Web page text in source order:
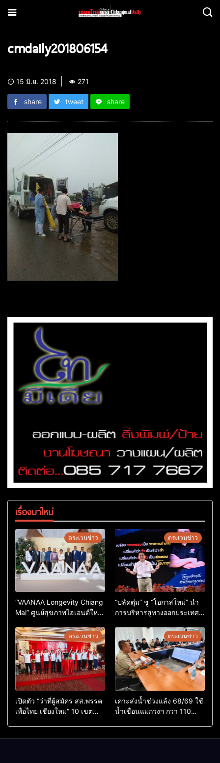
cmdaily201806154
15 มิ.ย. 2018 271
share tweet share
เรื่องมาใหม่
ตระเวนข่าว
“VAANAA Longevity Chiang
Mai” ศูนย์สุขภาพไฮเอนต์ใหญ่
ตระเวนข่าว
“ปลัดตุ๋ม” ชู “โอกาสใหม่” นำ
การบริหารสู่ทางออกประเทศ
ตระเวนข่าว
เปิดตัว “ว่าที่ผู้สมัคร สส.พรรค
เพื่อไทย เชียงใหม่” 10 เขต
ตระเวนข่าว
เคาะส่งน้ำช่วงแล้ง 68/69 ใช้
น้ำเขื่อนแม่กวงฯ กว่า 110